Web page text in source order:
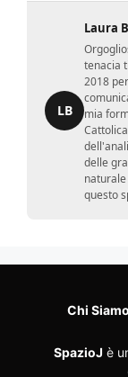
LB
Laura
tenacia
2018
mia
delle
questo
Chi Siamo
SpazioJ è